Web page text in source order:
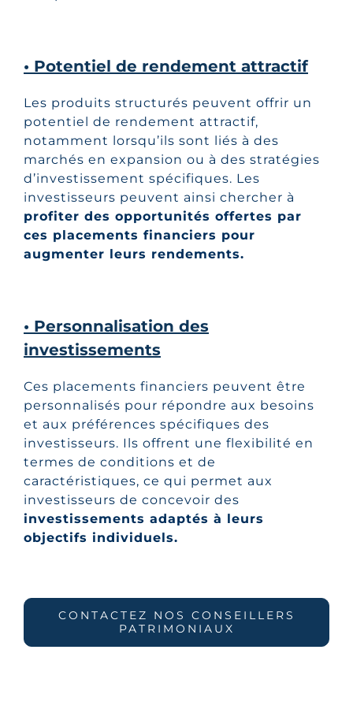
• Potentiel de rendement attractif
Les produits structurés peuvent offrir un
potentiel de rendement attractif,
notamment lorsqu’ils sont liés à des
marchés en expansion ou à des stratégies
d’investissement spécifiques. Les
investisseurs peuvent ainsi chercher à
profiter des opportunités offertes par
ces placements financiers pour
augmenter leurs rendements.
• Personnalisation des
investissements
Ces placements financiers peuvent être
personnalisés pour répondre aux besoins
et aux préférences spécifiques des
investisseurs. Ils offrent une flexibilité en
termes de conditions et de
caractéristiques, ce qui permet aux
investisseurs de concevoir des
investissements adaptés à leurs
objectifs individuels.
CONTACTEZ NOS CONSEILLERS
PATRIMONIAUX